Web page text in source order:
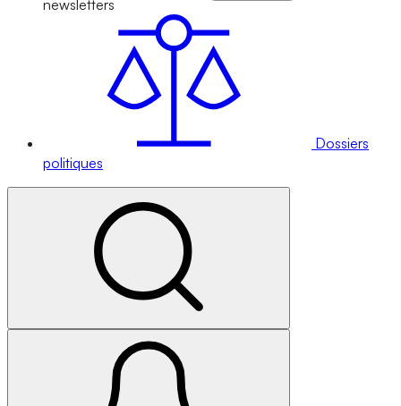
newsletters
Dossiers
politiques